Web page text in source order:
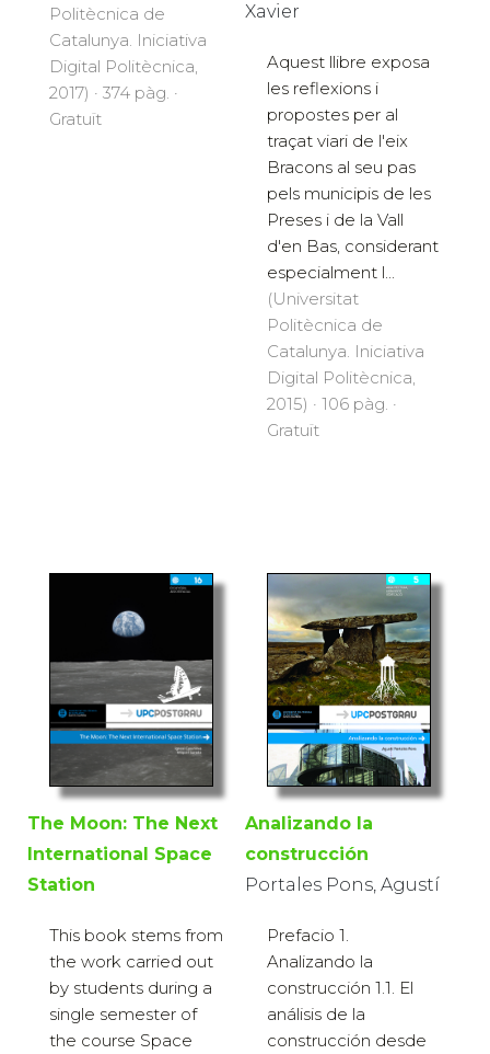
Politècnica de
Catalunya. Iniciativa
Digital Politècnica,
2017) · 374 pàg. ·
Gratuït
Xavier
Aquest llibre exposa
les reflexions i
propostes per al
traçat viari de l'eix
Bracons al seu pas
pels municipis de les
Preses i de la Vall
d'en Bas, considerant
especialment l...
(Universitat
Politècnica de
Catalunya. Iniciativa
Digital Politècnica,
2015) · 106 pàg. ·
Gratuït
The Moon: The Next
International Space
Station
This book stems from
the work carried out
by students during a
single semester of
the course Space
Analizando la
construcción
Portales Pons, Agustí
Prefacio 1.
Analizando la
construcción 1.1. El
análisis de la
construcción desde